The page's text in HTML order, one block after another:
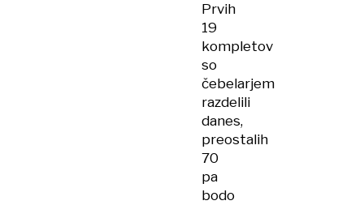
Prvih
19
kompletov
so
čebelarjem
razdelili
danes,
preostalih
70
pa
bodo